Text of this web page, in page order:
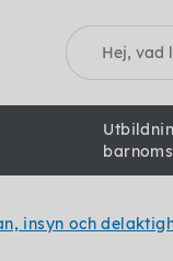
Sök
insyn och